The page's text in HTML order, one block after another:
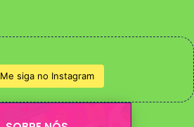
Me siga no Instagram